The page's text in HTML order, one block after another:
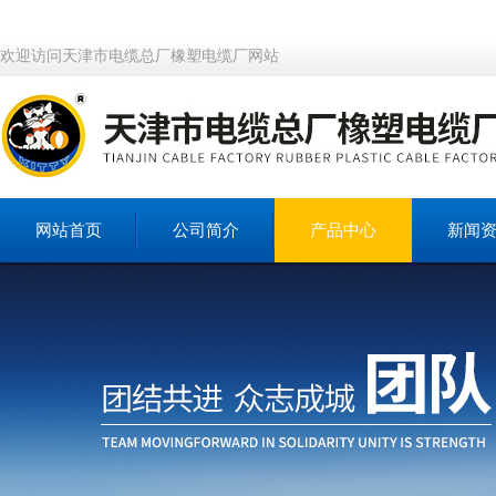
欢迎访问天津市电缆总厂橡塑电缆厂网站
网站首页 公司简介 产品中心 新闻